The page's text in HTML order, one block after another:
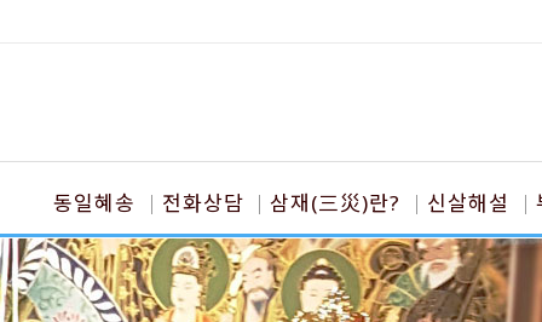
동일혜송 전화상담 삼재(三災)란? 신살해설